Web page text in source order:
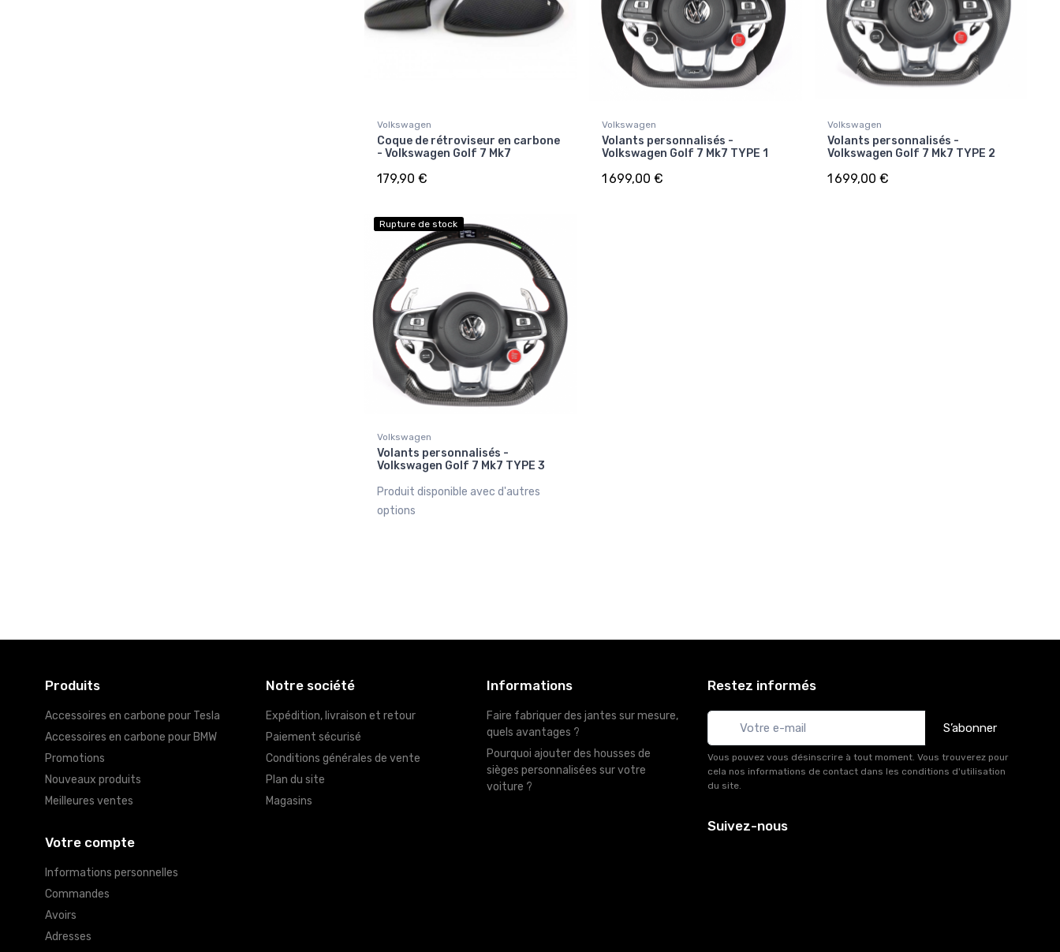
Volkswagen
Coque de rétroviseur en carbone
- Volkswagen Golf 7 Mk7
179,90 €
Volkswagen
Volants personnalisés -
Volkswagen Golf 7 Mk7 TYPE 1
1 699,00 €
Volkswagen
Volants personnalisés -
Volkswagen Golf 7 Mk7 TYPE 2
1 699,00 €
Rupture de stock
Volkswagen
Volants personnalisés -
Volkswagen Golf 7 Mk7 TYPE 3
Produit disponible avec d'autres
options
Produits
Accessoires en carbone pour Tesla
Accessoires en carbone pour BMW
Promotions
Nouveaux produits
Meilleures ventes
Notre société
Expédition, livraison et retour
Paiement sécurisé
Conditions générales de vente
Plan du site
Magasins
Informations
Faire fabriquer des jantes sur mesure,
quels avantages ?
Pourquoi ajouter des housses de
sièges personnalisées sur votre
voiture ?
Votre compte
Informations personnelles
Commandes
Avoirs
Adresses
Restez informés
S’abonner
Vous pouvez vous désinscrire à tout moment. Vous trouverez pour
cela nos informations de contact dans les conditions d'utilisation
du site.
Suivez-nous